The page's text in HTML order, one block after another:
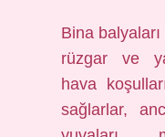
Bina
rüzgar ve
hava
sağlarlar,